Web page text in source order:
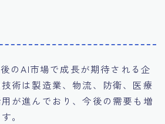
のAI市場で成長が期待される企
術は製造業、物流、防衛、医療
が進んでおり、今後の需要も増
。